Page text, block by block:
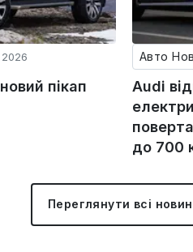
пікап
Авто
Audi
до 700
Переглянути всі